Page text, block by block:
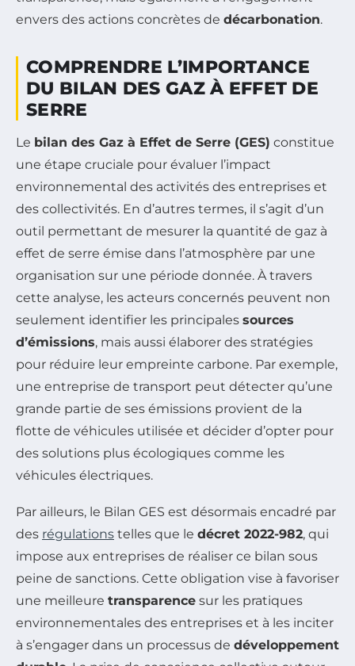
envers des actions concrètes de décarbonation.
COMPRENDRE L’IMPORTANCE
DU BILAN DES GAZ À EFFET DE
SERRE
Le bilan des Gaz à Effet de Serre (GES) constitue
une étape cruciale pour évaluer l’impact
environnemental des activités des entreprises et
des collectivités. En d’autres termes, il s’agit d’un
outil permettant de mesurer la quantité de gaz à
effet de serre émise dans l’atmosphère par une
organisation sur une période donnée. À travers
cette analyse, les acteurs concernés peuvent non
seulement identifier les principales sources
d’émissions, mais aussi élaborer des stratégies
pour réduire leur empreinte carbone. Par exemple,
une entreprise de transport peut détecter qu’une
grande partie de ses émissions provient de la
flotte de véhicules utilisée et décider d’opter pour
des solutions plus écologiques comme les
véhicules électriques.
Par ailleurs, le Bilan GES est désormais encadré par
des régulations telles que le décret 2022-982, qui
impose aux entreprises de réaliser ce bilan sous
peine de sanctions. Cette obligation vise à favoriser
une meilleure transparence sur les pratiques
environnementales des entreprises et à les inciter
à s’engager dans un processus de développement